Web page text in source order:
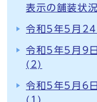
表示の舗装状況
令和5年5月24
令和5年5月9
(2)
令和5年5月6
(1)